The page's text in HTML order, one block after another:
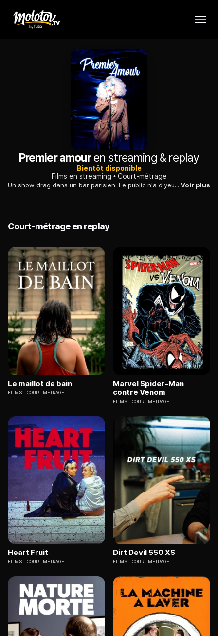
Premier amouren streaming & replay
Bientôt disponible
Films en streaming
Court-métrage
Un show drag dans un bar parisien. Le public n'a d'yeux que pour la reine de la soirée, Cookie Kunty. Baptiste, son petit ami, la regarde pour la dernière fois. Voir plus
Court-métrage en replay
Le maillot de bain
FILMS COURT-MÉTRAGE
Marvel Spider-Man
contre Venom
FILMS COURT-MÉTRAGE
Heart Fruit
FILMS COURT-MÉTRAGE
Dirt Devil 550 XS
FILMS COURT-MÉTRAGE